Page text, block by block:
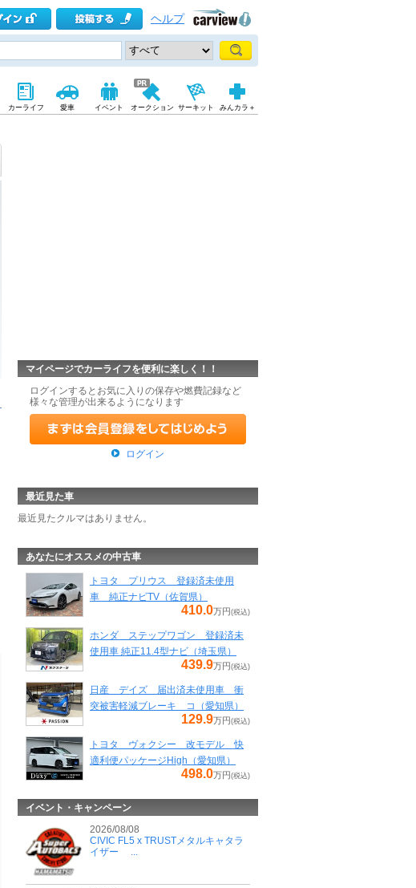
ヘルプ
カーライフ 愛車 イベント オークション サーキット みんカラ＋
マイページでカーライフを便利に楽しく！！
ログインするとお気に入りの保存や燃費記録など
様々な管理が出来るようになります
ログイン
最近見た車
最近見たクルマはありません。
あなたにオススメの中古車
トヨタ プリウス 登録済未使用
車 純正ナビTV（佐賀県）
410.0万円(税込)
ホンダ ステップワゴン 登録済未
使用車 純正11.4型ナビ（埼玉県）
439.9万円(税込)
日産 デイズ 届出済未使用車 衝
突被害軽減ブレーキ コ（愛知県）
129.9万円(税込)
トヨタ ヴォクシー 改モデル 快
適利便パッケージHigh（愛知県）
498.0万円(税込)
イベント・キャンペーン
2026/08/08
CIVIC FL5 x TRUSTメタルキャタラ
イザー ...